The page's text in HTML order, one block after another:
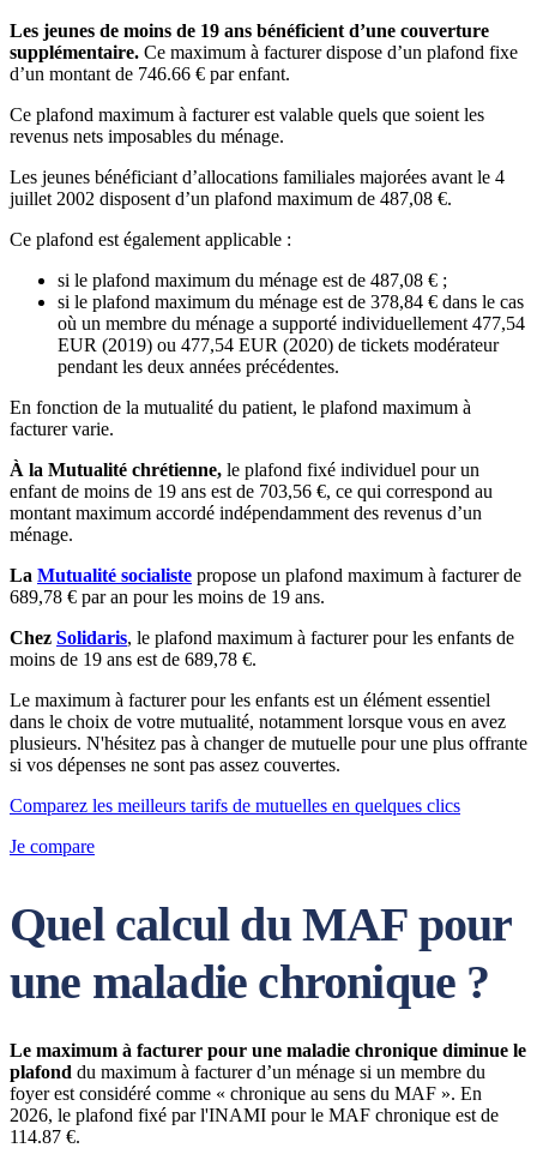
Les jeunes de moins de 19 ans bénéficient d’une couverture
supplémentaire. Ce maximum à facturer dispose d’un plafond fixe
d’un montant de 746.66 € par enfant.
Ce plafond maximum à facturer est valable quels que soient les
revenus nets imposables du ménage.
Les jeunes bénéficiant d’allocations familiales majorées avant le 4
juillet 2002 disposent d’un plafond maximum de 487,08 €.
Ce plafond est également applicable :
si le plafond maximum du ménage est de 487,08 € ;
si le plafond maximum du ménage est de 378,84 € dans le cas
où un membre du ménage a supporté individuellement 477,54
EUR (2019) ou 477,54 EUR (2020) de tickets modérateur
pendant les deux années précédentes.
En fonction de la mutualité du patient, le plafond maximum à
facturer varie.
À la Mutualité chrétienne, le plafond fixé individuel pour un
enfant de moins de 19 ans est de 703,56 €, ce qui correspond au
montant maximum accordé indépendamment des revenus d’un
ménage.
La Mutualité socialiste propose un plafond maximum à facturer de
689,78 € par an pour les moins de 19 ans.
Chez Solidaris, le plafond maximum à facturer pour les enfants de
moins de 19 ans est de 689,78 €.
Le maximum à facturer pour les enfants est un élément essentiel
dans le choix de votre mutualité, notamment lorsque vous en avez
plusieurs. N'hésitez pas à changer de mutuelle pour une plus offrante
si vos dépenses ne sont pas assez couvertes.
Comparez les meilleurs tarifs de mutuelles en quelques clics
Je compare
Quel calcul du MAF pour
une maladie chronique ?
Le maximum à facturer pour une maladie chronique diminue le
plafond du maximum à facturer d’un ménage si un membre du
foyer est considéré comme « chronique au sens du MAF ». En
2026, le plafond fixé par l'INAMI pour le MAF chronique est de
114.87 €.